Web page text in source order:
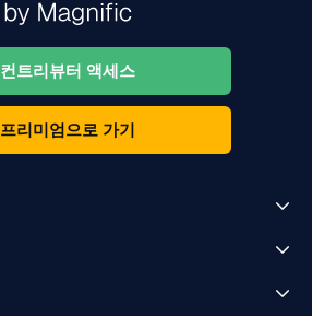
컨트리뷰터 액세스
프리미엄으로 가기